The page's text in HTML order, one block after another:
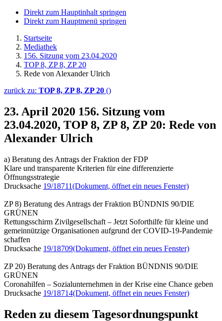
Direkt zum Hauptinhalt springen
Direkt zum Hauptmenü springen
Startseite
Mediathek
156. Sitzung vom 23.04.2020
TOP 8, ZP 8, ZP 20
Rede von Alexander Ulrich
zurück zu: TOP 8, ZP 8, ZP 20 ()
23. April 2020 156. Sitzung vom
23.04.2020, TOP 8, ZP 8, ZP 20: Rede von
Alexander Ulrich
a) Beratung des Antrags der Fraktion der FDP
Klare und transparente Kriterien für eine differenzierte
Öffnungsstrategie
Drucksache 19/18711(Dokument, öffnet ein neues Fenster)
ZP 8) Beratung des Antrags der Fraktion BÜNDNIS 90/DIE
GRÜNEN
Rettungsschirm Zivilgesellschaft – Jetzt Soforthilfe für kleine und
gemeinnützige Organisationen aufgrund der COVID-19-Pandemie
schaffen
Drucksache 19/18709(Dokument, öffnet ein neues Fenster)
ZP 20) Beratung des Antrags der Fraktion BÜNDNIS 90/DIE
GRÜNEN
Coronahilfen – Sozialunternehmen in der Krise eine Chance geben
Drucksache 19/18714(Dokument, öffnet ein neues Fenster)
Reden zu diesem Tagesordnungspunkt